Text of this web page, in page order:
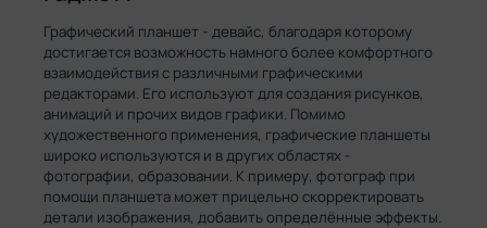
Графический планшет - девайс, благодаря которому
достигается возможность намного более комфортного
взаимодействия с различными графическими
редакторами. Его используют для создания рисунков,
анимаций и прочих видов графики. Помимо
художественного применения, графические планшеты
широко используются и в других областях -
фотографии, образовании. К примеру, фотограф при
помощи планшета может прицельно скорректировать
детали изображения, добавить определённые эффекты.